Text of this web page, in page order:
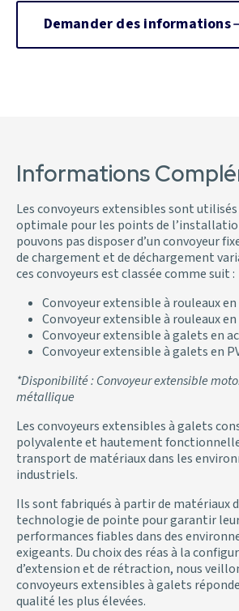
Demander des informations
Informations
Les convoyeurs extensibles sont
optimale pour les points de
pouvons pas disposer d’un convoyeur
de chargement et de déchargement
ces convoyeurs est classée comme suit :
Convoyeur extensible à rouleaux
Convoyeur extensible à rouleaux en
Convoyeur extensible à galets en
Convoyeur extensible à galets en
*Disponibilité : Convoyeur extensible
métallique
Les convoyeurs extensibles à galets
polyvalente et hautement
transport de matériaux dans les
industriels.
Ils sont fabriqués à partir de matériaux
technologie de pointe pour garantir
performances fiables dans des
exigeants. Du choix des réas à la
d’extension et de rétraction, nous
convoyeurs extensibles à galets
qualité les plus élevées.